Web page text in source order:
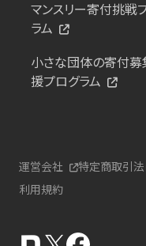
マンスリー寄付挑戦
ラム
小さな団体の寄付
援プログラム
運営会社 特定商取引
利用規約